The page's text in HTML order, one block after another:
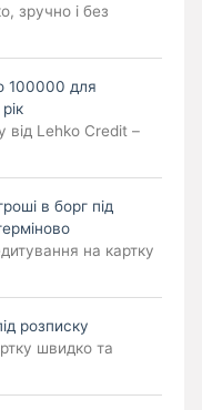
зручно і без
100000 для
від Lehko Credit –
в борг під
на картку
розписку
швидко та